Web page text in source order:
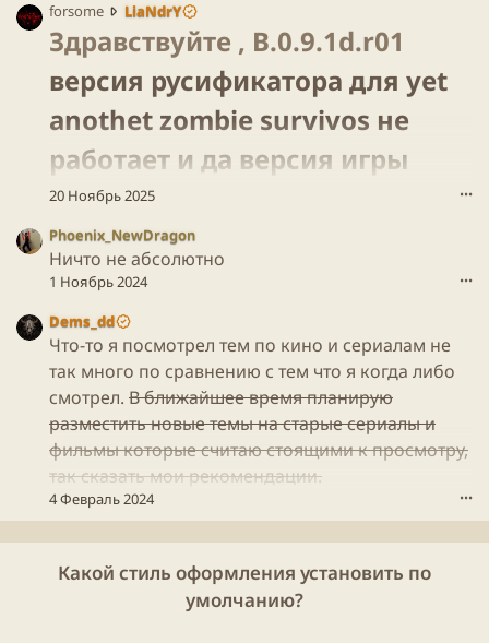
н
п
с
л
п
и
л
е
L
i
a
N
r
Y
forsome LiaNdrY
o
r
s
o
m
e
н
а
а
)
п
р
о
ф
л
i
a
d
Здравствуйте , B.0.9.1d.r01
версия русификатора для yet
anothet zombie survivos не
работает и да версия игры
совпадает​
20 Ноябрь 2025 •••
Phoenix_NewDragon
Ничто не абсолютно
1 Ноябрь 2024 •••
Dems_dd
Что-то я посмотрел тем по кино и сериалам не
так много по сравнению с тем что я когда либо
смотрел. В ближайшее время планирую
разместить новые темы на старые сериалы и
фильмы которые считаю стоящими к просмотру,
так сказать мои рекомендации.
4 Февраль 2024 •••
Какой стиль оформления установить по
умолчанию?